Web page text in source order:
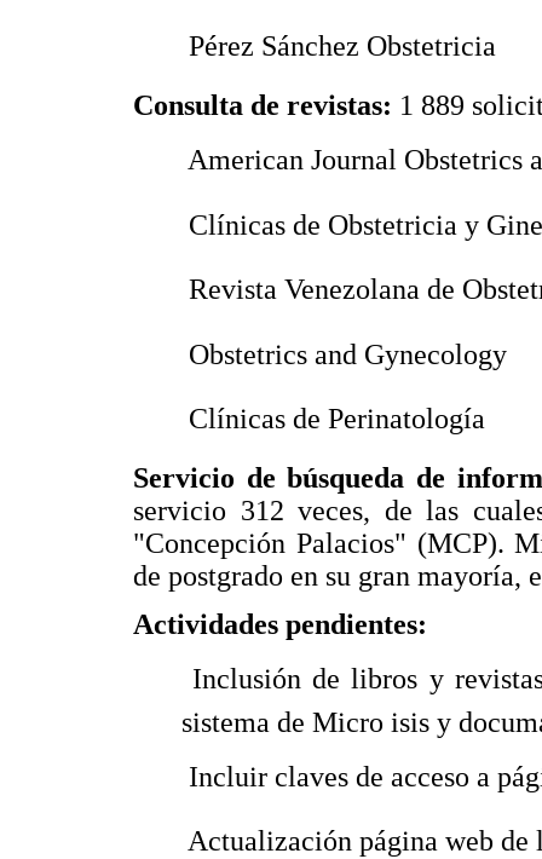
 Pérez Sánchez Obstetricia
Consulta de revistas: 1 889
 American Journal Obstetrics
 Clínicas de Obstetricia y
 Revista Venezolana de
 Obstetrics and Gynecology
 Clínicas de Perinatología
Servicio de búsqueda de
servicio 312 veces, de las
"Concepción Palacios" (MCP).
de postgrado en su gran mayoría,
Actividades pendientes:
 Inclusión de libros y
sistema de Micro isis y
 Incluir claves de acceso a
 Actualización página web